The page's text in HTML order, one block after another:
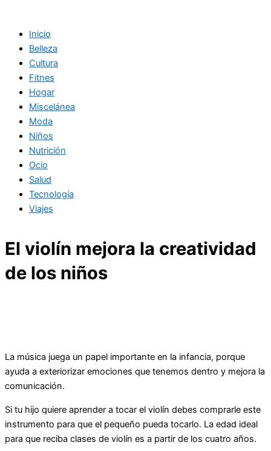
Inicio
Belleza
Cultura
Fitnes
Hogar
Miscelánea
Moda
Niños
Nutrición
Ocio
Salud
Tecnología
Viajes
El violín mejora la creatividad
de los niños
La música juega un papel importante en la infancia, porque
ayuda a exteriorizar emociones que tenemos dentro y mejora la
comunicación.
Si tu hijo quiere aprender a tocar el violín debes comprarle este
instrumento para que el pequeño pueda tocarlo. La edad ideal
para que reciba clases de violín es a partir de los cuatro años.